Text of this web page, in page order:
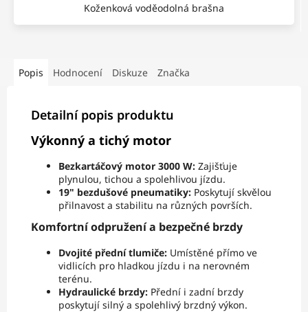
Koženková voděodolná brašna
Popis Hodnocení Diskuze Značka
Detailní popis produktu
Výkonný a tichý motor
Bezkartáčový motor 3000 W: Zajišťuje
plynulou, tichou a spolehlivou jízdu.
19" bezdušové pneumatiky: Poskytují skvělou
přilnavost a stabilitu na různých površích.
Komfortní odpružení a bezpečné brzdy
Dvojité přední tlumiče: Umístěné přímo ve
vidlicích pro hladkou jízdu i na nerovném
terénu.
Hydraulické brzdy: Přední i zadní brzdy
poskytují silný a spolehlivý brzdný výkon.